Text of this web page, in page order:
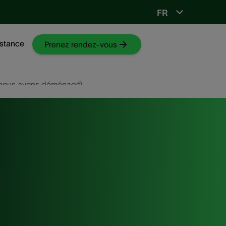
FR
Prenez rendez-vous
Vers ORL-web
avons déménagé)